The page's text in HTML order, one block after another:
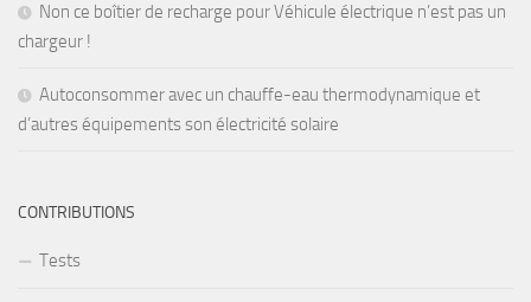
Non ce boîtier de recharge pour Véhicule électrique n’est pas un
chargeur !
Autoconsommer avec un chauffe-eau thermodynamique et
d’autres équipements son électricité solaire
CONTRIBUTIONS
Tests